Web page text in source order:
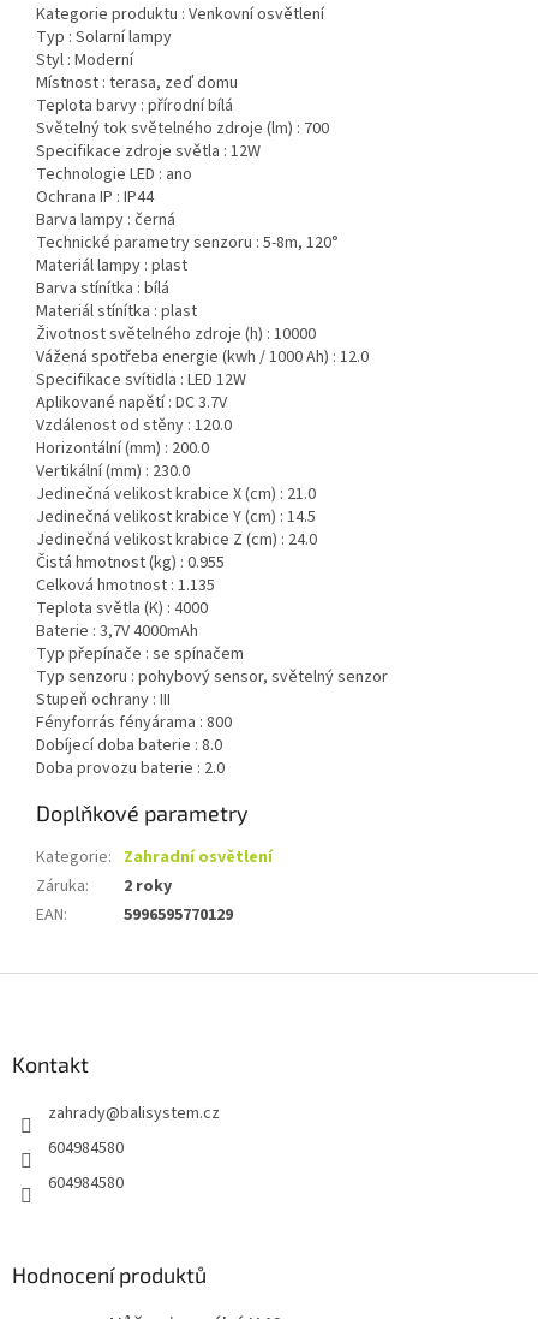
Kategorie produktu : Venkovní osvětlení
Typ : Solarní lampy
Styl : Moderní
Místnost : terasa, zeď domu
Teplota barvy : přírodní bílá
Světelný tok světelného zdroje (lm) : 700
Specifikace zdroje světla : 12W
Technologie LED : ano
Ochrana IP : IP44
Barva lampy : černá
Technické parametry senzoru : 5-8m, 120°
Materiál lampy : plast
Barva stínítka : bílá
Materiál stínítka : plast
Životnost světelného zdroje (h) : 10000
Vážená spotřeba energie (kwh / 1000 Ah) : 12.0
Specifikace svítidla : LED 12W
Aplikované napětí : DC 3.7V
Vzdálenost od stěny : 120.0
Horizontální (mm) : 200.0
Vertikální (mm) : 230.0
Jedinečná velikost krabice X (cm) : 21.0
Jedinečná velikost krabice Y (cm) : 14.5
Jedinečná velikost krabice Z (cm) : 24.0
Čistá hmotnost (kg) : 0.955
Celková hmotnost : 1.135
Teplota světla (K) : 4000
Baterie : 3,7V 4000mAh
Typ přepínače : se spínačem
Typ senzoru : pohybový sensor, světelný senzor
Stupeň ochrany : III
Fényforrás fényárama : 800
Dobíjecí doba baterie : 8.0
Doba provozu baterie : 2.0
Doplňkové parametry
Kategorie: Zahradní osvětlení
Záruka:
2 roky
EAN: 5996595770129
Kontakt
zahrady@balisystem.cz
604984580
604984580
Hodnocení produktů